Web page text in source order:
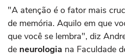
"A atenção é o fator mais
de memória. Aquilo em que
que você se lembra", diz
de neurologia na Faculdade